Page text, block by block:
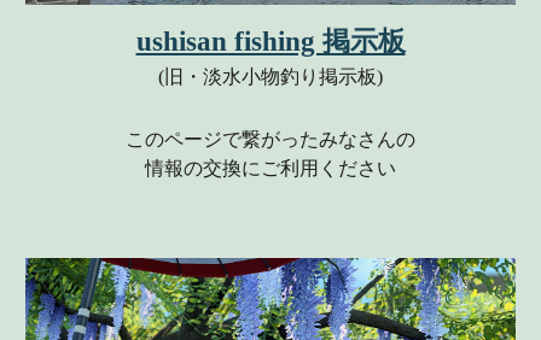
ushisan fishing 掲示板
( 旧・淡水小物釣り掲示板)
このページで繋がったみなさんの
情報の交換にご利用ください